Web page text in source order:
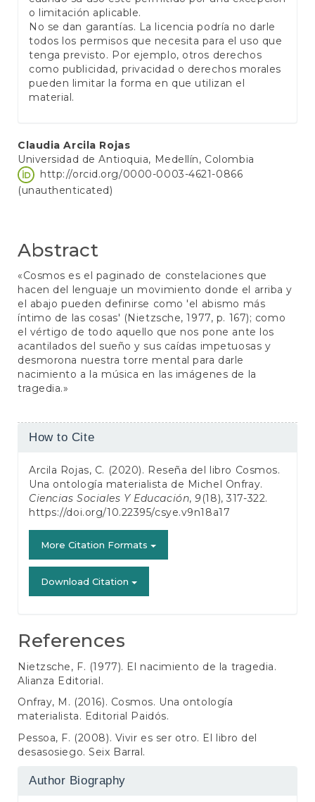
o limitación aplicable.
No se dan garantías. La licencia podría no darle
todos los permisos que necesita para el uso que
tenga previsto. Por ejemplo, otros derechos
como publicidad, privacidad o derechos morales
pueden limitar la forma en que utilizan el
material.
Main
Article
Content
Claudia Arcila Rojas
Universidad de Antioquia, Medellín, Colombia
http://orcid.org/0000-0003-4621-0866
(unauthenticated)
Abstract
«Cosmos es el paginado de constelaciones que
hacen del lenguaje un movimiento donde el arriba y
el abajo pueden definirse como 'el abismo más
íntimo de las cosas' (Nietzsche, 1977, p. 167); como
el vértigo de todo aquello que nos pone ante los
acantilados del sueño y sus caídas impetuosas y
desmorona nuestra torre mental para darle
nacimiento a la música en las imágenes de la
tragedia.»
Article
How to Cite
Arcila Rojas, C. (2020). Reseña del libro Cosmos.
Una ontología materialista de Michel Onfray.
Ciencias Sociales Y Educación,9(18), 317-322.
https://doi.org/10.22395/csye.v9n18a17
More Citation Formats
Download Citation
References
Nietzsche, F. (1977). El nacimiento de la tragedia.
Alianza Editorial.
Onfray, M. (2016). Cosmos. Una ontología
materialista. Editorial Paidós.
Pessoa, F. (2008). Vivir es ser otro. El libro del
desasosiego. Seix Barral.
Author Biography